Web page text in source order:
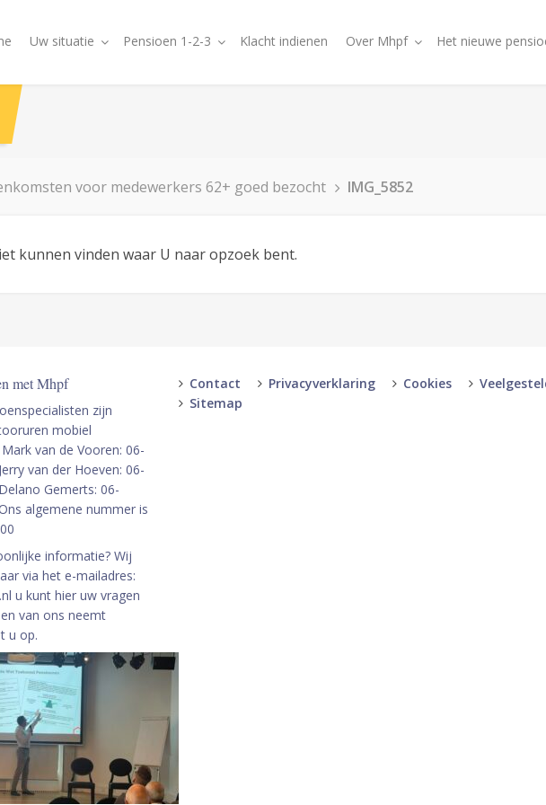
Uw situatie Pensioen 1-2-3 Klacht indienen Over Mhpf Het nieuwe
voor medewerkers 62+ goed bezocht IMG_5852
kunnen vinden waar U naar opzoek bent.
met Mhpf
zijn
mobiel
van de Vooren: 06-
van der Hoeven: 06-
Gemerts: 06-
algemene nummer is
informatie? Wij
via het e-mailadres:
u kunt hier uw vragen
van ons neemt
u op.
Contact Privacyverklaring Cookies
Sitemap